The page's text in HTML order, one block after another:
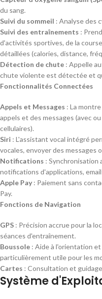
du sang.
Suivi du sommeil : Analyse des
Suivi des entraînements :
d'activités sportives, de la
détaillées (calories, distance,
Détection de chute : Appelle
chute violente est détectée et
Fonctionnalités Connectées
Appels et Messages : La
appels et des messages (avec
cellulaires).
Siri : L'assistant vocal intégré
vocales, envoyer des messages
Notifications : Synchronisation
notifications d'applications,
Apple Pay : Paiement sans
Pay.
Fonctions de Navigation
GPS : Précision accrue pour la
séances d'entraînement.
Boussole : Aide à l'orientation
particulièrement utile pour les
Cartes : Consultation et
Système